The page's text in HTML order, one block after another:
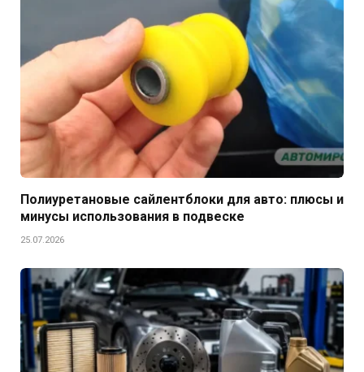
Полиуретановые сайлентблоки для авто: плюсы и
минусы использования в подвеске
25.07.2026